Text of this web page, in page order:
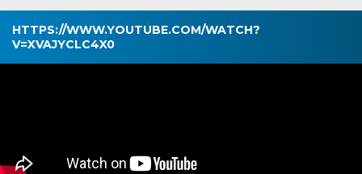
HTTPS://WWW.YOUTUBE.COM/WATCH?
V=XVAJYCLC4X0
Pemutar